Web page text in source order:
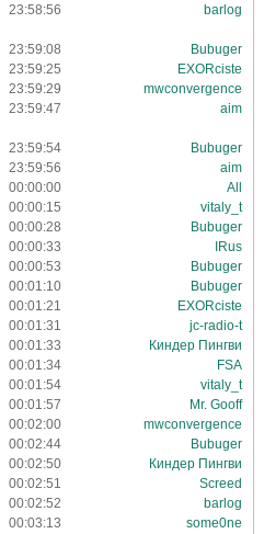
23:58:56
barlog
23:59:08
Bubuger
23:59:25
EXORciste
23:59:29
mwconvergence
23:59:47
aim
23:59:54
Bubuger
23:59:56
aim
00:00:00
All
00:00:15
vitaly_t
00:00:28
Bubuger
00:00:33
IRus
00:00:53
Bubuger
00:01:10
Bubuger
00:01:21
EXORciste
00:01:31
jc-radio-t
00:01:33
Киндер Пингви
00:01:34
FSA
00:01:54
vitaly_t
00:01:57
Mr. Gooff
00:02:00
mwconvergence
00:02:44
Bubuger
00:02:50
Киндер Пингви
00:02:51
Screed
00:02:52
barlog
00:03:13
some0ne